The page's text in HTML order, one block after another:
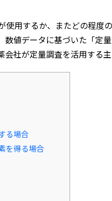
用するか、またどの程度
値データに基づいた「定
社が定量調査を活用する
る場合
を得る場合